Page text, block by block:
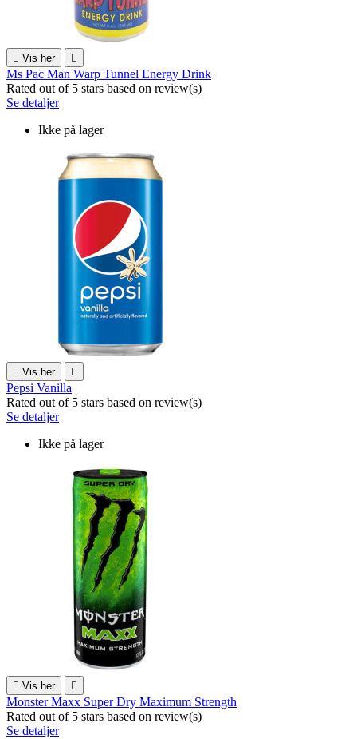
 Vis her 
Ms Pac Man Warp Tunnel Energy Drink
Rated out of 5 stars based on review(s)
Se detaljer
Ikke på lager
 Vis her 
Pepsi Vanilla
Rated out of 5 stars based on review(s)
Se detaljer
Ikke på lager
 Vis her 
Monster Maxx Super Dry Maximum Strength
Rated out of 5 stars based on review(s)
Se detaljer